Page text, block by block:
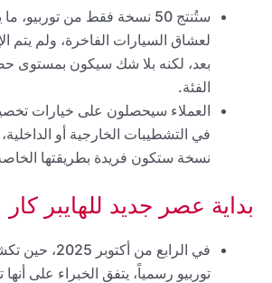
ستُنتج 50 نسخة فقط من توربيو،
لعشاق السيارات الفاخرة، ولم يتم
بعد، لكنه بلا شك سيكون بمستوى
الفئة.
العملاء سيحصلون على خيارات
في التشطيبات الخارجية أو
نسخة ستكون فريدة بطريقتها
بداية عصر جديد للهايبر كار
في الرابع من
توربيو رسمياً، يتفق الخبراء على